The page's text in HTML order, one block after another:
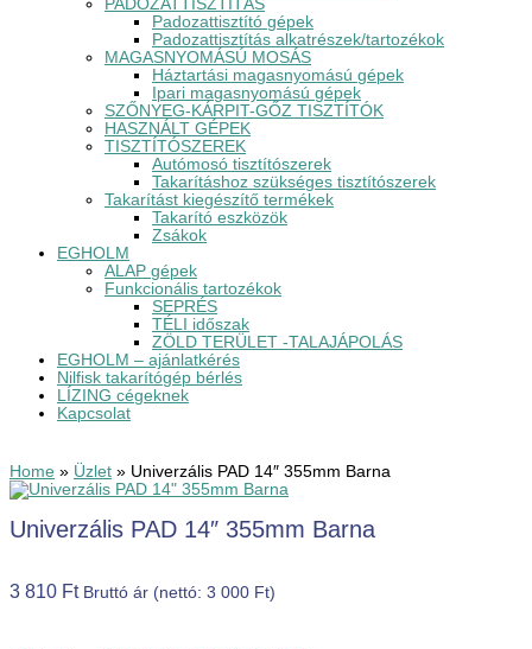
PADOZATTISZTÍTÁS
Padozattisztító gépek
Padozattisztítás alkatrészek/tartozékok
MAGASNYOMÁSÚ MOSÁS
Háztartási magasnyomású gépek
Ipari magasnyomású gépek
SZŐNYEG-KÁRPIT-GŐZ TISZTÍTÓK
HASZNÁLT GÉPEK
TISZTÍTÓSZEREK
Autómosó tisztítószerek
Takarításhoz szükséges tisztítószerek
Takarítást kiegészítő termékek
Takarító eszközök
Zsákok
EGHOLM
ALAP gépek
Funkcionális tartozékok
SEPRÉS
TÉLI időszak
ZÖLD TERÜLET -TALAJÁPOLÁS
EGHOLM – ajánlatkérés
Nilfisk takarítógép bérlés
LÍZING cégeknek
Kapcsolat
Home » Üzlet » Univerzális PAD 14″ 355mm Barna
Univerzális PAD 14″ 355mm Barna
3 810 Ft Bruttó ár (nettó: 3 000 Ft)